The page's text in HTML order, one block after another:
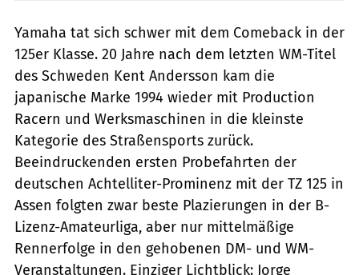
Yamaha tat sich schwer mit dem Comeback in der
125er Klasse. 20 Jahre nach dem letzten WM-Titel
des Schweden Kent Andersson kam die
japanische Marke 1994 wieder mit Production
Racern und Werksmaschinen in die kleinste
Kategorie des Straßensports zurück.
Beeindruckenden ersten Probefahrten der
deutschen Achtelliter-Prominenz mit der TZ 125 in
Assen folgten zwar beste Plazierungen in der B-
Lizenz-Amateurliga, aber nur mittelmäßige
Rennerfolge in den gehobenen DM- und WM-
Veranstaltungen. Einziger Lichtblick: Jorge